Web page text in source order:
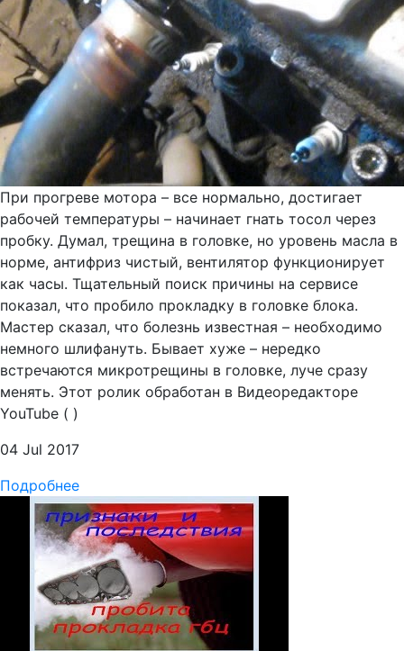
При прогреве мотора – все нормально, достигает
рабочей температуры – начинает гнать тосол через
пробку. Думал, трещина в головке, но уровень масла в
норме, антифриз чистый, вентилятор функционирует
как часы. Тщательный поиск причины на сервисе
показал, что пробило прокладку в головке блока.
Мастер сказал, что болезнь известная – необходимо
немного шлифануть. Бывает хуже – нередко
встречаются микротрещины в головке, луче сразу
менять. Этот ролик обработан в Видеоредакторе
YouTube ( )
04 Jul 2017
Подробнее